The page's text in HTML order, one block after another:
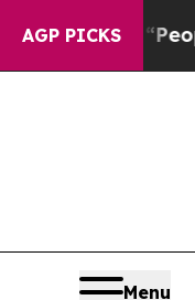
AGP PICKS
Win: “People
Menu